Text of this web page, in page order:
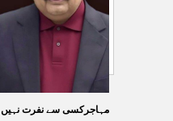
مہاجرکسی سے نفرت نہیں